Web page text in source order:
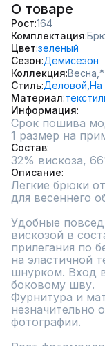
О товаре
Рост 164
Комплектация
Цвет зеленый
Сезон Демисезон
Коллекция Весна,
Стиль Деловой, На
Материал
Информация
Срок пошива
1 размер на
Состав
32% вискоза,
Описание
Легкие брюки
для весеннего
Удобные
вискозой в
прилегания по
на эластичной
шнурком. Вход
боковому шву.
Фурнитура и
незначительно
фотографии.